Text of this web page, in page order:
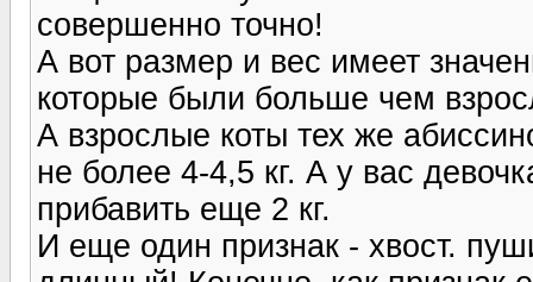
совершенно точно!
А вот размер и вес имеет
которые были больше чем
А взрослые коты тех же
не более 4-4,5 кг. А у вас
прибавить еще 2 кг.
И еще один признак - хвост.